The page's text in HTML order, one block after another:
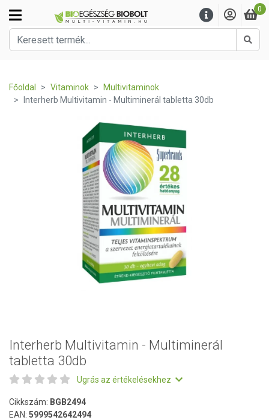
0
Főoldal Vitaminok
Multivitaminok
Interherb Multivitamin - Multiminerál tabletta 30db
Interherb Multivitamin - Multiminerál
tabletta 30db
Ugrás az értékelésekhez
Cikkszám: BGB2494
EAN: 5999542642494